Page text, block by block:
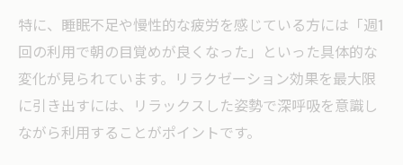
特に、睡眠不足や慢性的な疲労を感じている方には「週1
回の利用で朝の目覚めが良くなった」といった具体的な
変化が見られています。リラクゼーション効果を最大限
に引き出すには、リラックスした姿勢で深呼吸を意識し
ながら利用することがポイントです。